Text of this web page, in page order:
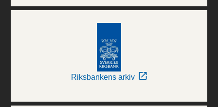
Riksbankens arkiv